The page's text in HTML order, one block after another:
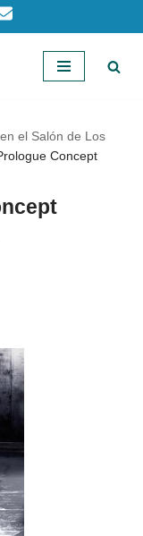
el Salón de Los
Concept